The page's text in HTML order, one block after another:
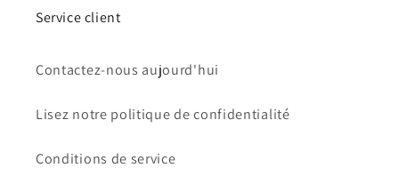
Service client
Contactez-nous aujourd'hui
Lisez notre politique de confidentialité
Conditions de service